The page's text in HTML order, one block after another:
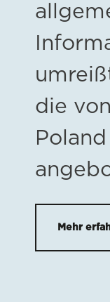
die
Mehr